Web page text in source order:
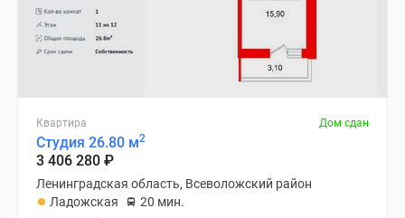
Квартира Дом сдан
Студия 26.80 м2
3 406 280 ₽
Ленинградская область, Всеволожский район
Ладожская
20 мин.